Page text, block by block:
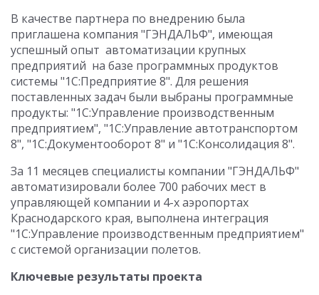
В качестве партнера по внедрению была
приглашена компания "ГЭНДАЛЬФ", имеющая
успешный опыт автоматизации крупных
предприятий на базе программных продуктов
системы "1С:Предприятие 8". Для решения
поставленных задач были выбраны программные
продукты: "1С:Управление производственным
предприятием", "1С:Управление автотранспортом
8", "1С:Документооборот 8" и "1С:Консолидация 8".
За 11 месяцев специалисты компании "ГЭНДАЛЬФ"
автоматизировали более 700 рабочих мест в
управляющей компании и 4-х аэропортах
Краснодарского края, выполнена интеграция
"1С:Управление производственным предприятием"
с системой организации полетов.
Ключевые результаты проекта